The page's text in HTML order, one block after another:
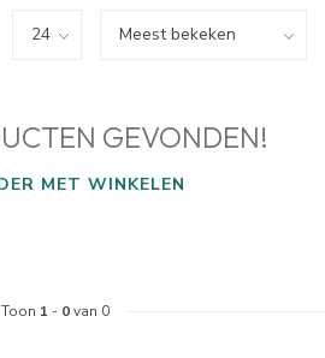
GEVONDEN!
MET WINKELEN
Toon 1 - 0van 0